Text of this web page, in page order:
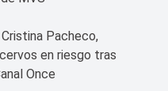
Pacheco,
en riesgo tras
Once